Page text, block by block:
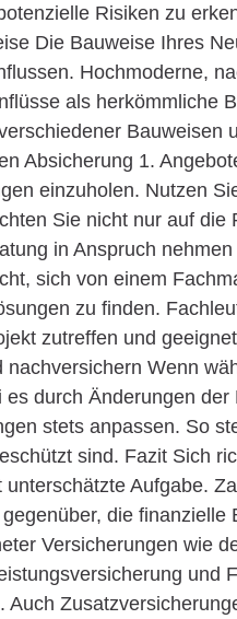
Risiken zu
Die Bauweise Ihres
Hochmoderne,
als herkömmliche
Bauweisen
Absicherung 1.
einzuholen. Nutzen
Sie nicht nur auf die
in Anspruch
sich von einem
zu finden.
zutreffen und
Wenn
durch Änderungen der
stets anpassen. So
sind. Fazit Sich
Aufgabe.
die finanzielle
Versicherungen wie
und